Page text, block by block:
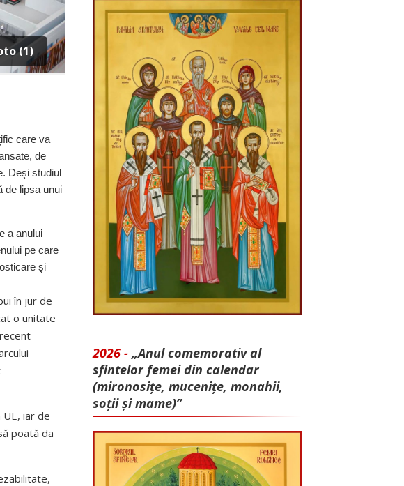
(1)
care va
de
Deşi studiul
de lipsa unui
a anului
pe care
şi
în jur de
o unitate
iar de
poată da
2026 - „Anul comemorativ al
sfintelor femei din calendar
(mironosițe, mu­cenițe, monahii,
soții și mame)”